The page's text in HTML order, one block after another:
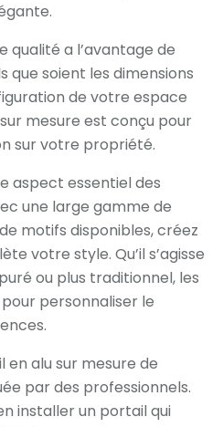
qualité a l’avantage de
que soient les dimensions
de votre espace
mesure est conçu pour
sur votre propriété.
aspect essentiel des
une large gamme de
motifs disponibles, créez
votre style. Qu’il s’agisse
ou plus traditionnel, les
personnaliser le
en alu sur mesure de
par des professionnels.
installer un portail qui